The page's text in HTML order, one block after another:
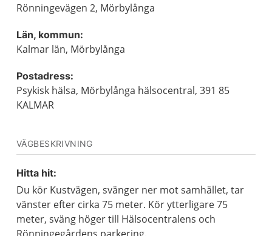
Rönningevägen 2, Mörbylånga
Län, kommun:
Kalmar län, Mörbylånga
Postadress:
Psykisk hälsa, Mörbylånga hälsocentral, 391 85
KALMAR
VÄGBESKRIVNING
Hitta hit:
Du kör Kustvägen, svänger ner mot samhället, tar
vänster efter cirka 75 meter. Kör ytterligare 75
meter, sväng höger till Hälsocentralens och